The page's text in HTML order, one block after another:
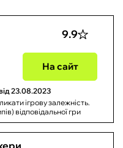
9.9
На сайт
23.08.2023
ігрову залежність.
відповідальної гри